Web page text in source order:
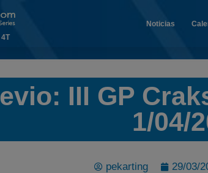
Noticias
III GP
1/04/
pekarting 29/03/